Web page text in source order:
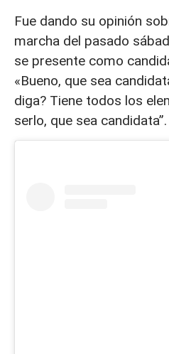
Fue dando su opinión
marcha del pasado
se presente como
«Bueno, que sea
diga? Tiene todos los
serlo, que sea candidata”.